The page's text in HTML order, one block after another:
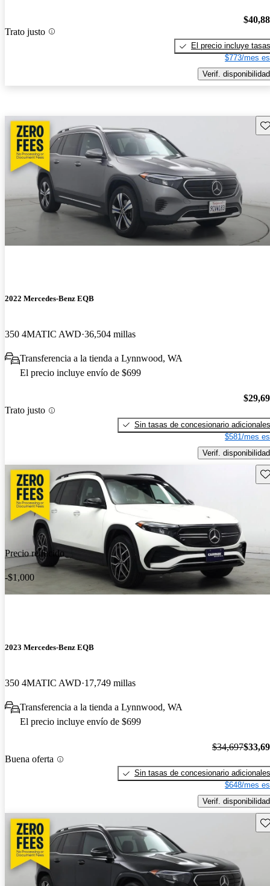
Trato justo
El precio incluye tasas
$773/mes
Verif. disponibilidad
2022 Mercedes-Benz EQB
350 4MATIC AWD 36,504 millas
Transferencia a la tienda a Lynnwood, WA
El precio incluye envío de $699
Trato justo
Sin tasas de concesionario adicionales
$581/mes
Verif. disponibilidad
Precio reducido
-$1,000
2023 Mercedes-Benz EQB
350 4MATIC AWD 17,749 millas
Transferencia a la tienda a Lynnwood, WA
El precio incluye envío de $699
Buena oferta
$34,697
Sin tasas de concesionario adicionales
$648/mes
Verif. disponibilidad